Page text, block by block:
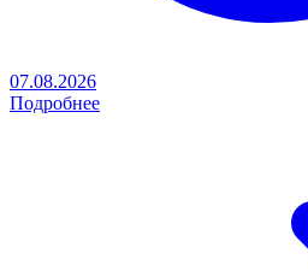
07.08.2026
Подробнее